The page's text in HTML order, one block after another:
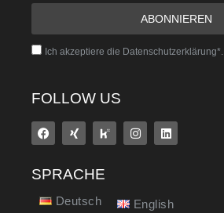
Ich akzeptiere die Datenschutzerklärung*.
FOLLOW US
SPRACHE
Deutsch English